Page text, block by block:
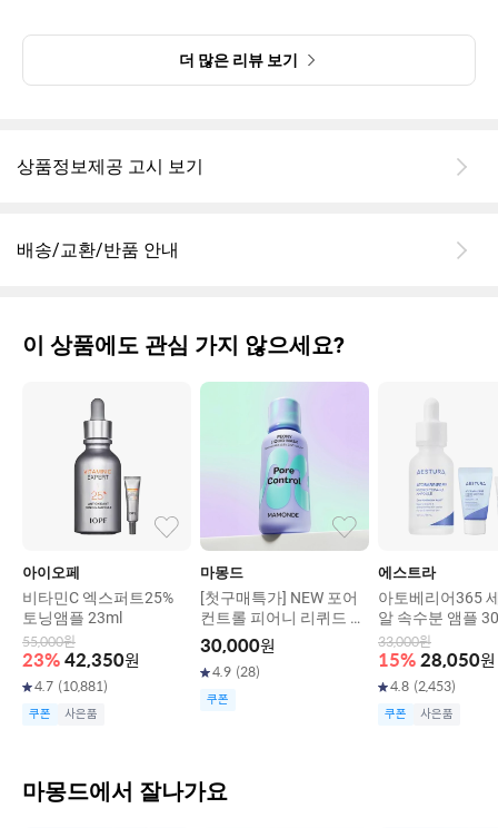
너무 좋습니다.
좋네요 좋아. 기대도 안하고 그냥 좋을 것 같다는 생각만으로 구매
한 제품인데 이건 다 쓰고도 또 구매해야 할거 같습니다.
더 많은 리뷰 보기
상품정보제공 고시 보기
배송/교환/반품 안내
이 상품에도 관심 가지 않으세요?
아이오페
비타민C 엑스퍼트25%
토닝앰플 23ml
55,000원
23% 42,350원
4.7 (10,881)
쿠폰 사은품
마몽드
[첫구매특가] NEW 포어
컨트롤 피어니 리퀴드 마
스크 80ml
30,000원
4.9 (28)
쿠폰
에스트라
아토베리어365
알 속수분 앰플
33,000원
15% 28,050원
4.8 (2,453)
쿠폰 사은품
마몽드에서 잘나가요